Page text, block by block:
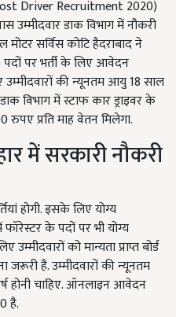
Post Driver Recruitment 2020)
उम्मीदवार डाक विभाग में नौकरी
सर्विस कोटि हैदराबाद ने
पदों पर भर्ती के लिए आवेदन
की न्यूनतम आयु 18 साल
विभाग में स्टाफ कार ड्राइवर के
रुपए प्रति माह वेतन मिलेगा.
में सरकारी नौकरी
होगी. इसके लिए योग्य
के पदों पर भी योग्य
को मान्यता प्राप्त बोर्ड
जरूरी है. उम्मीदवारों की न्यूनतम
होनी चाहिए. ऑनलाइन आवेदन
है.